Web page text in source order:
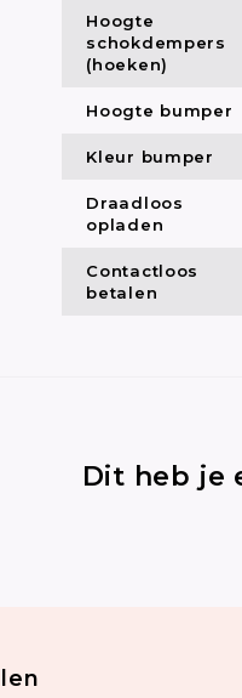
Hoogte
schokdempers
(hoeken)
Hoogte bumper
Kleur bumper
Draadloos
opladen
Contactloos
betalen
Dit heb je